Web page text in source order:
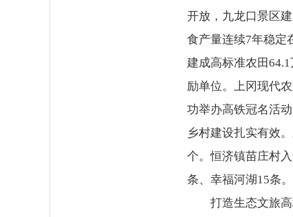
开放，九龙口景区
食产量连续7年稳定
建成高标准农田
励单位。上冈现代
功举办高铁冠名活
乡村建设扎实有效
个。恒济镇苗庄村
条、幸福河湖15条
打造生态文旅